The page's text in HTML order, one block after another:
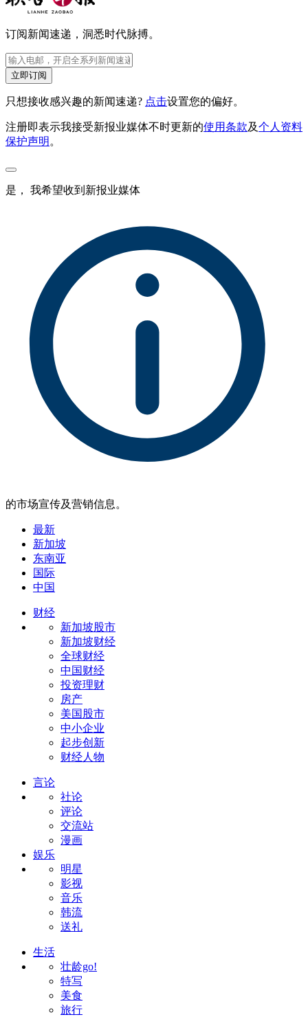
订阅新闻速递，洞悉时代脉搏。
立即订阅
只想接收感兴趣的新闻速递? 点击设置您的偏好。
注册即表示我接受新报业媒体不时更新的使用条款及个人资料
保护声明 。
是， 我希望收到新报业媒体
的市场宣传及营销信息。
最新
新加坡
东南亚
国际
中国
财经
新加坡股市
新加坡财经
全球财经
中国财经
投资理财
房产
美国股市
中小企业
起步创新
财经人物
言论
社论
评论
交流站
漫画
娱乐
明星
影视
音乐
韩流
送礼
生活
壮龄go!
特写
美食
旅行